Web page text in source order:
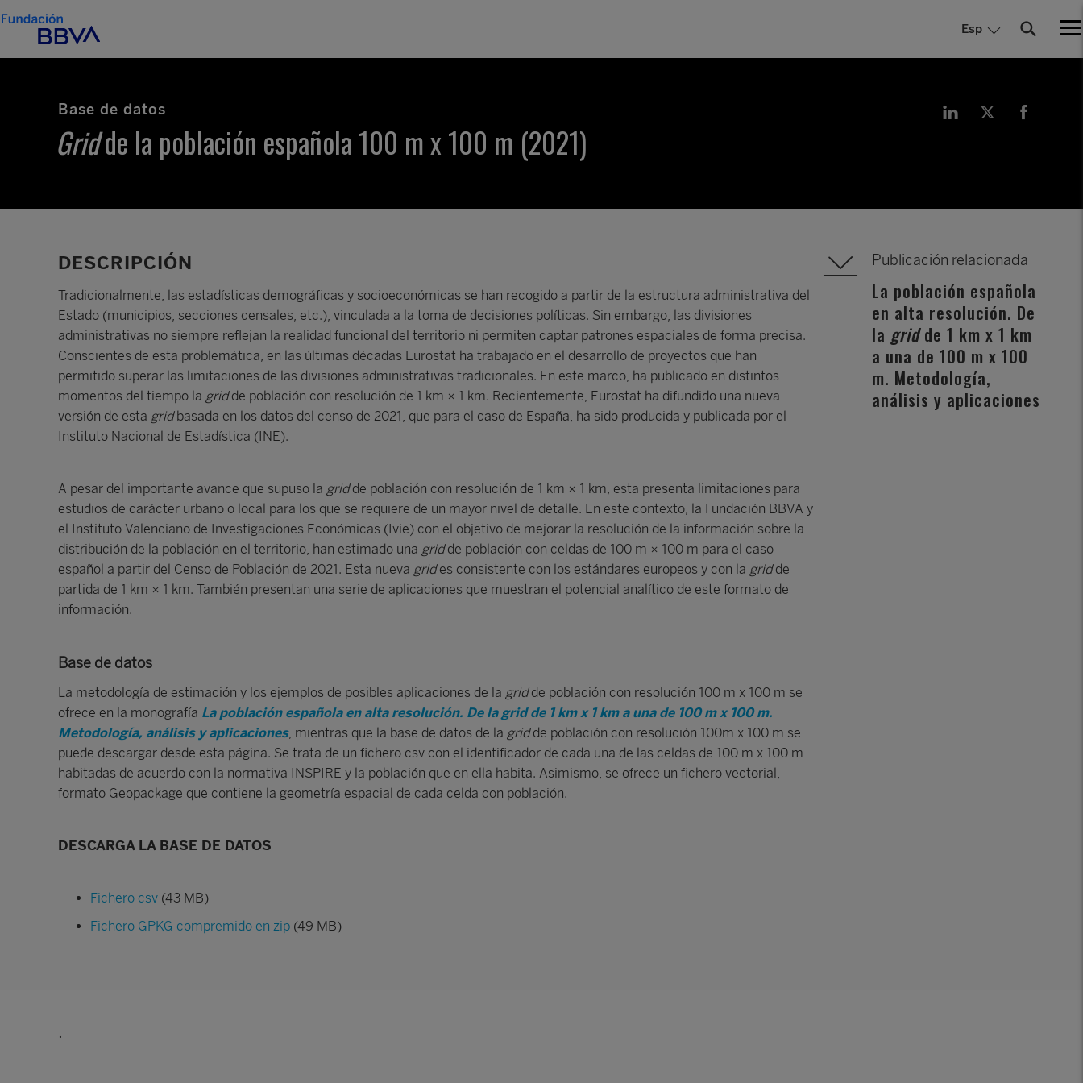
Esp
Base de datos
Gridde la población española 100 m x 100 m (2021)
DESCRIPCIÓN Publicación relacionada
La población española
en alta resolución. De
la gridde 1 km x 1 km
a una de 100 m x 100
m. Metodología,
análisis y aplicaciones
Tradicionalmente, las estadísticas demográficas y socioeconómicas se han recogido a partir de la estructura administrativa del
Estado (municipios, secciones censales, etc.), vinculada a la toma de decisiones políticas. Sin embargo, las divisiones
administrativas no siempre reflejan la realidad funcional del territorio ni permiten captar patrones espaciales de forma precisa.
Conscientes de esta problemática, en las últimas décadas Eurostat ha trabajado en el desarrollo de proyectos que han
permitido superar las limitaciones de las divisiones administrativas tradicionales. En este marco, ha publicado en distintos
momentos del tiempo la gridde población con resolución de 1 km × 1 km. Recientemente, Eurostat ha difundido una nueva
versión de esta gridbasada en los datos del censo de 2021, que para el caso de España, ha sido producida y publicada por el
Instituto Nacional de Estadística (INE).
A pesar del importante avance que supuso la gridde población con resolución de 1 km × 1 km, esta presenta limitaciones para
estudios de carácter urbano o local para los que se requiere de un mayor nivel de detalle. En este contexto, la Fundación BBVA y
el Instituto Valenciano de Investigaciones Económicas (Ivie) con el objetivo de mejorar la resolución de la información sobre la
distribución de la población en el territorio, han estimado una gridde población con celdas de 100 m × 100 m para el caso
español a partir del Censo de Población de 2021. Esta nueva grides consistente con los estándares europeos y con la gridde
partida de 1 km × 1 km. También presentan una serie de aplicaciones que muestran el potencial analítico de este formato de
información.
Base de datos
La metodología de estimación y los ejemplos de posibles aplicaciones de la gridde población con resolución 100 m x 100 m se
ofrece en la monografía La población española en alta resolución. De la grid de 1 km x 1 km a una de 100 m x 100 m.
Metodología, análisis y aplicaciones, mientras que la base de datos de la gridde población con resolución 100m x 100 m se
puede descargar desde esta página. Se trata de un fichero csv con el identificador de cada una de las celdas de 100 m x 100 m
habitadas de acuerdo con la normativa INSPIRE y la población que en ella habita. Asimismo, se ofrece un fichero vectorial,
formato Geopackage que contiene la geometría espacial de cada celda con población.
DESCARGA LA BASE DE DATOS
Fichero csv (43 MB)
Fichero GPKG compremido en zip (49 MB)
.